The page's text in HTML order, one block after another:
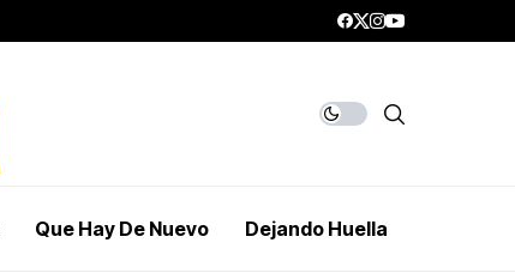
Que Hay De Nuevo Dejando Huella